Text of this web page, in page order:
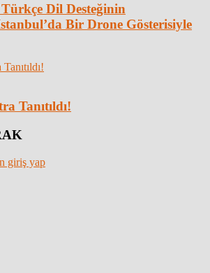
Dil Desteğinin
Bir Drone Gösterisiyle
Tanıtıldı!
giriş yap